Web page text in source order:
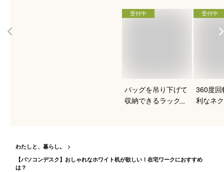
受付中
バッグを吊り下げて
収納できるラックの
受付中
360度回
利なネ
わたしと、暮らし。
【パソコンデスク】おしゃれなホワイト机が欲しい！在宅ワークにおすすめ
は？